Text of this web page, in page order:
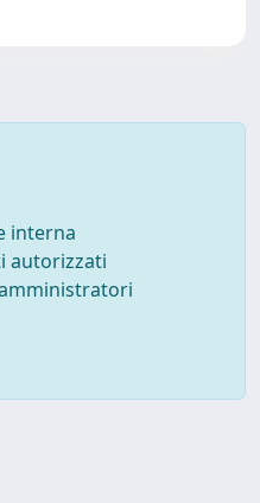
interna
autorizzati